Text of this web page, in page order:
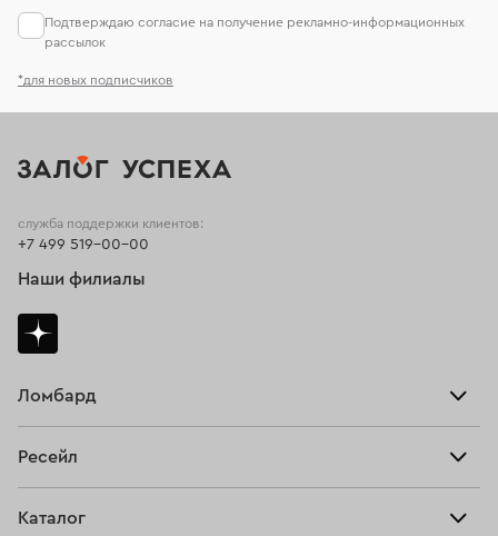
*для новых подписчиков
Подтверждаю согласие на получение рекламно-информационных
рассылок
Ломбард
Тарифы
Ресейл
Каталог
служба поддержки клиентов:
+7 499 519-00-00
Наши филиалы